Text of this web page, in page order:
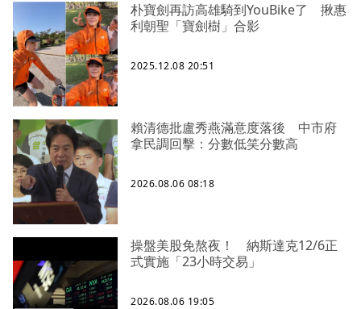
朴寶劍再訪高雄騎到YouBike了 揪惠
利朝聖「寶劍樹」合影
2025.12.08 20:51
賴清德批盧秀燕滿意度落後 中市府
拿民調回擊：分數低笑分數高
2026.08.06 08:18
操盤美股免熬夜！ 納斯達克12/6正
式實施「23小時交易」
2026.08.06 19:05